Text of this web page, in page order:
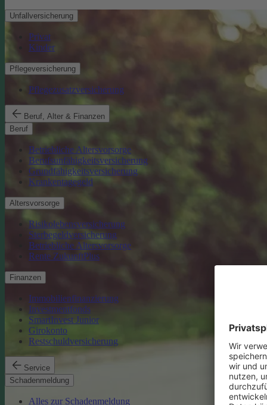
Unfallversicherung
Privat
Kinder
Pflegeversicherung
Pflegezusatzversicherung
Beruf, Alter & Finanzen
Beruf
Betriebliche Altersvorsorge
Berufsunfähigkeitsversicherung
Grundfähigkeitsversicherung
Krankentagegeld
Altersvorsorge
Risikolebensversicherung
Sterbegeldversicherung
Betriebliche Altersvorsorge
Rente ZukunftPlus
Finanzen
Immobilienfinanzierung
Investmentfonds
SmartInvest Junior
Girokonto
Restschuldversicherung
Service
Schadenmeldung
Alles zur Schadenmeldung